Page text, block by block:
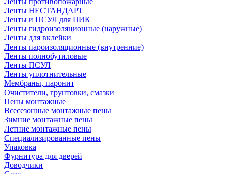
Ленты НЕСТАНДАРТ
Ленты и ПСУЛ для ПИК
Ленты гидроизоляционные (наружные)
Ленты для вклейки
Ленты пароизоляционные (внутренние)
Ленты полнобутиловые
Ленты ПСУЛ
Ленты уплотнительные
Мембраны, паронит
Очистители, грунтовки, смазки
Пены монтажные
Всесезонные монтажные пены
Зимние монтажные пены
Летние монтажные пены
Специализированные пены
Упаковка
Фурнитура для дверей
Доводчики